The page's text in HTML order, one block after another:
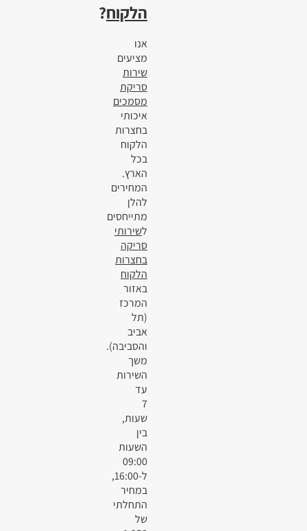
הלקוח?
אנו
מציעים
שירות
סריקת
מסמכים
איכותי
בחצרות
הלקוח
בכל
הארץ.
המחירים
להלן
מתייחסים
לשירותי
סריקה
בחצרות
הלקוח
באזור
המרכז
(תל
אביב
והסביבה).
משך
השירות
עד
7
שעות,
בין
השעות
09:00
ל-16:00,
במחיר
התחלתי
של